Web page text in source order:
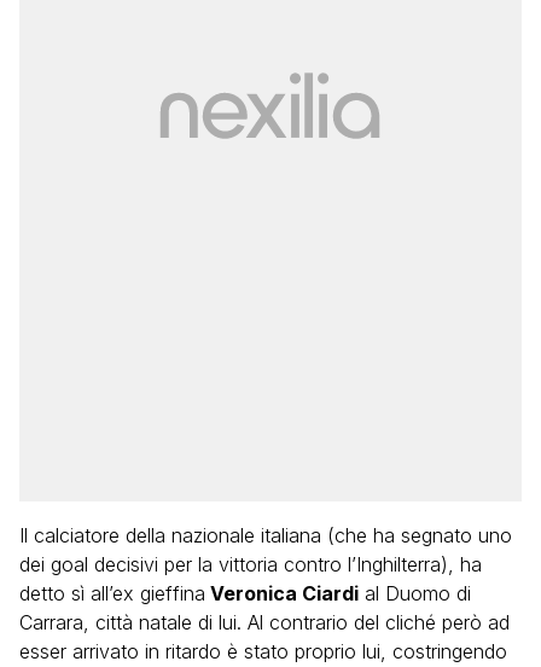
Il calciatore della nazionale italiana (che ha segnato uno
dei goal decisivi per la vittoria contro l’Inghilterra), ha
detto sì all’ex gieffina Veronica Ciardi al Duomo di
Carrara, città natale di lui. Al contrario del cliché però ad
esser arrivato in ritardo è stato proprio lui, costringendo